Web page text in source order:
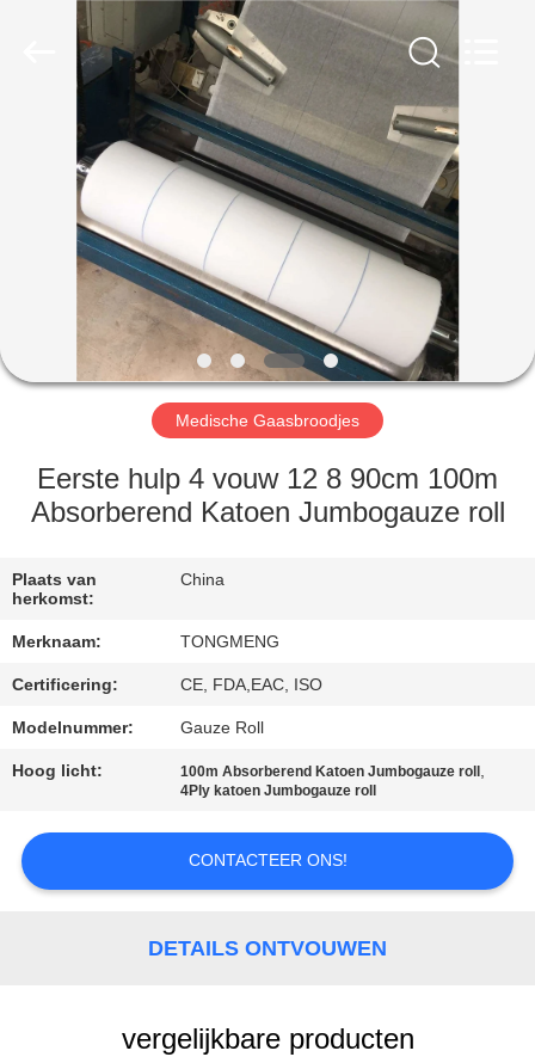
HUIS
PRODUCTEN
ONGEVEER
FABRIEKSREIS
KWALITEITSCONTROLE
ONS
VERZOEK
OM
EEN
CITAAT
SITEMAP
Medische Gaasbroodjes
Eerste hulp 4 vouw 12 8 90cm 100m
Absorberend Katoen Jumbogauze roll
Plaats van
herkomst:
China
Merknaam: TONGMENG
Certificering: CE, FDA,EAC, ISO
Modelnummer: Gauze Roll
Hoog licht: 100m Absorberend Katoen Jumbogauze roll ,
4Ply katoen Jumbogauze roll
CONTACTEER ONS!
DETAILS ONTVOUWEN
vergelijkbare producten